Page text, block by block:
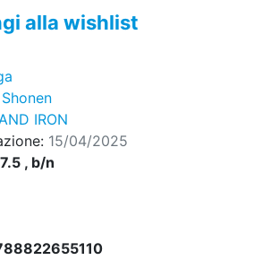
alla wishlist
Shonen
IRON
15/04/2025
, b/n